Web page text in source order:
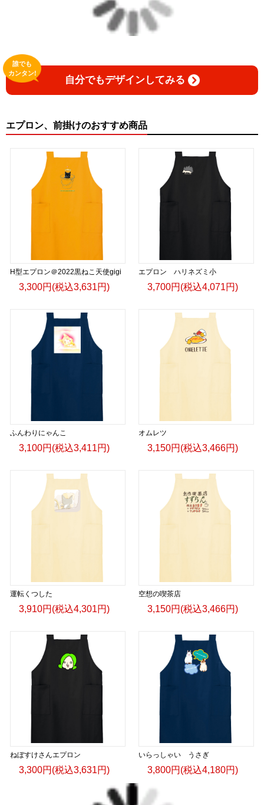
自分でもデザインしてみる
誰でも
カンタン!
エプロン、前掛けのおすすめ商品
H型エプロン＠2022黒ねこ天使gigi
3,300円(税込3,631円)
エプロン ハリネズミ小
3,700円(税込4,071円)
ふんわりにゃんこ
3,100円(税込3,411円)
オムレツ
3,150円(税込3,466円)
運転くつした
3,910円(税込4,301円)
空想の喫茶店
3,150円(税込3,466円)
ねぼすけさんエプロン
3,300円(税込3,631円)
いらっしゃい うさぎ
3,800円(税込4,180円)